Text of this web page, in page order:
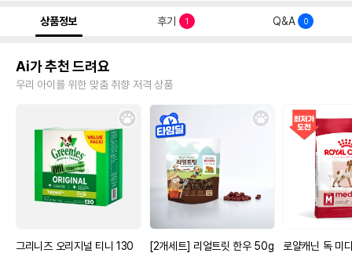
상품정보 후기 1 Q&A 0
Ai가 추천 드려요
우리 아이를 위한 맞춤 취향 저격 상품
그리니즈 오리지널 티니 130
[2개세트] 리얼트릿 한우 50g
로얄캐닌 독 미